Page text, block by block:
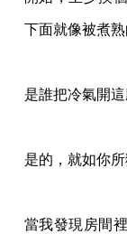
下面就像被煮
是誰把冷氣開
是的，就如你
當我發現房間